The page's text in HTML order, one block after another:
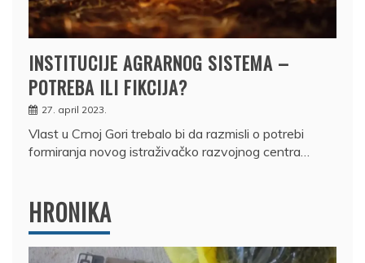
INSTITUCIJE AGRARNOG SISTEMA –
POTREBA ILI FIKCIJA?
27. april 2023.
Vlast u Crnoj Gori trebalo bi da razmisli o potrebi
formiranja novog istraživačko razvojnog centra…
HRONIKA